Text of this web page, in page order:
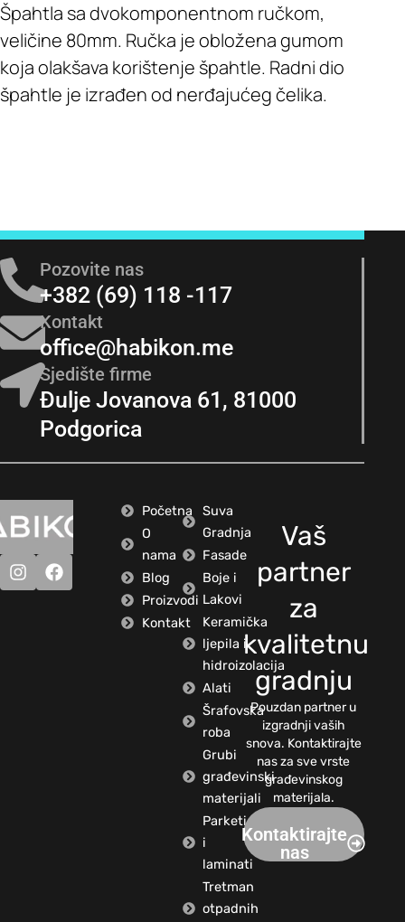
Špahtla sa dvokomponentnom ručkom,
veličine 80mm. Ručka je obložena gumom
koja olakšava korištenje špahtle. Radni dio
špahtle je izrađen od nerđajućeg čelika.
Pozovite nas
+382 (69) 118 -117
Kontakt
office@habikon.me
Sjedište firme
Đulje Jovanova 61, 81000
Podgorica
Početna
O
nama
Blog
Proizvodi
Kontakt
Suva
Gradnja
Fasade
Boje i
Lakovi
Keramička
ljepila i
hidroizolacija
Alati
Šrafovska
roba
Grubi
građevinski
materijali
Parketi
i
laminati
Tretman
otpadnih
Vaš
partner
za
kvalitetnu
gradnju
Pouzdan partner u
izgradnji vaših
snova. Kontaktirajte
nas za sve vrste
građevinskog
materijala.
Kontaktirajte
nas